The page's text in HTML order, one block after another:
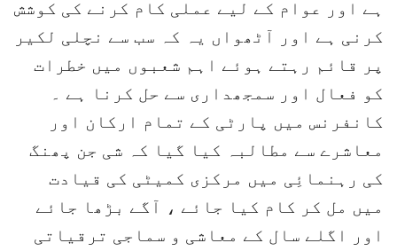
ہے اور عوام کے لیے عملی کام کرنے کی کوشش
کرنی ہے اور آٹھواں یہ کہ سب سے نچلی لکیر
پر قائم رہتے ہوئے اہم شعبوں میں خطرات
کو فعال اور سمجھداری سے حل کرنا ہے ۔
کانفرنس میں پارٹی کے تمام ارکان اور
معاشرے سے مطالبہ کیا گیا کہ شی جن پھنگ
کی رہنمائِی میں مرکزی کمیٹی کی قیادت
میں مل کر کام کیا جائے ، آگے بڑھا جائے
اور اگلے سال کے معاشی و سماجی ترقیاتی